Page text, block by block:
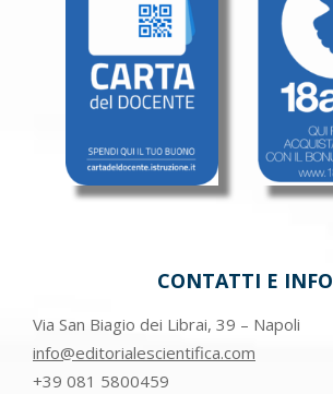
CONTATTI E INFO
Via San Biagio dei Librai, 39 – Napoli
info@editorialescientifica.com
+39 081 5800459